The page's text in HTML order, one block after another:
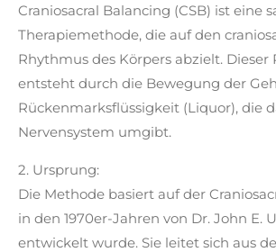
Craniosacral Balancing (CSB) ist eine
Therapiemethode, die auf den
Rhythmus des Körpers abzielt. Dieser
entsteht durch die Bewegung der
Rückenmarksflüssigkeit (Liquor), die
Nervensystem umgibt.
2. Ursprung:
Die Methode basiert auf der
in den 1970er-Jahren von Dr. John E.
entwickelt wurde. Sie leitet sich aus